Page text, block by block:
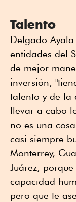
Talento
Delgado
entidades del
de mejor
inversión,
talento y de la
llevar a cabo
no es una
casi siempre
Monterrey,
Juárez,
capacidad
pero que te